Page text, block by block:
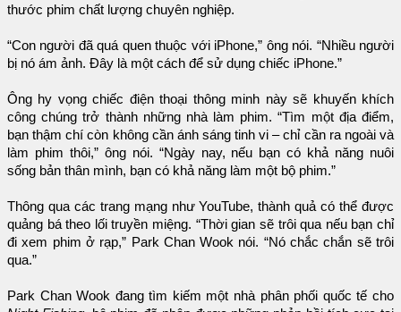
thước phim chất lượng chuyên nghiệp.
“Con người đã quá quen thuộc với iPhone,” ông nói. “Nhiều người
bị nó ám ảnh. Đây là một cách để sử dụng chiếc iPhone.”
Ông hy vọng chiếc điện thoại thông minh này sẽ khuyến khích
công chúng trở thành những nhà làm phim. “Tìm một địa điểm,
bạn thậm chí còn không cần ánh sáng tinh vi – chỉ cần ra ngoài và
làm phim thôi,” ông nói. “Ngày nay, nếu bạn có khả năng nuôi
sống bản thân mình, bạn có khả năng làm một bộ phim.”
Thông qua các trang mạng như YouTube, thành quả có thể được
quảng bá theo lối truyền miệng. “Thời gian sẽ trôi qua nếu bạn chỉ
đi xem phim ở rạp,” Park Chan Wook nói. “Nó chắc chắn sẽ trôi
qua.”
Park Chan Wook đang tìm kiếm một nhà phân phối quốc tế cho